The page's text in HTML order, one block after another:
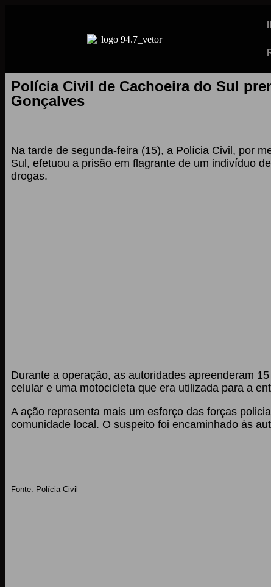
Polícia Civil de Cachoeira do Sul
Gonçalves
Na tarde de segunda-feira (15), a Polícia Civil, por
Sul, efetuou a prisão em flagrante de um indivíduo
drogas.
Durante a operação, as autoridades apreenderam
celular e uma motocicleta que era utilizada para a
A ação representa mais um esforço das forças
comunidade local. O suspeito foi encaminhado às
Fonte: Polícia Civil